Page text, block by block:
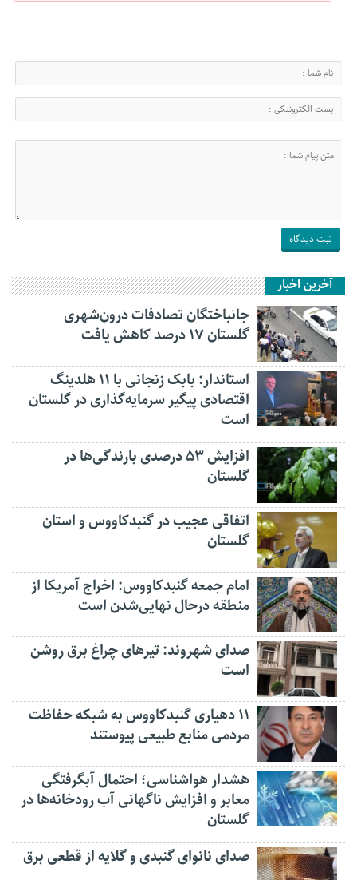
آخرین اخبار
جانباختگان تصادفات درون‌شهری
گلستان ۱۷ درصد کاهش یافت
استاندار: بابک زنجانی با ۱۱ هلدینگ
اقتصادی پیگیر سرمایه‌گذاری در گلستان
است
افزایش ۵۳ درصدی بارندگی‌ها در
گلستان
اتفاقی عجیب در‌ گنبدکاووس و استان
گلستان
امام جمعه گنبدکاووس: اخراج آمریکا از
منطقه درحال نهایی‌شدن است
صدای شهروند: تیرهای چراغ برق روشن
است
۱۱ دهیاری گنبدکاووس به شبکه حفاظت
مردمی منابع طبیعی پیوستند
هشدار هواشناسی؛ احتمال آبگرفتگی
معابر و افزایش ناگهانی آب رودخانه‌ها در
گلستان
صدای نانوای گنبدی و گلایه از قطعی برق